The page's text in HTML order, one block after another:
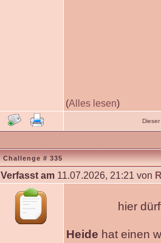
(Alles lesen)
Challenge # 335
Verfasst am 11.07.2026, 21:21 von
hier
Heide hat einen